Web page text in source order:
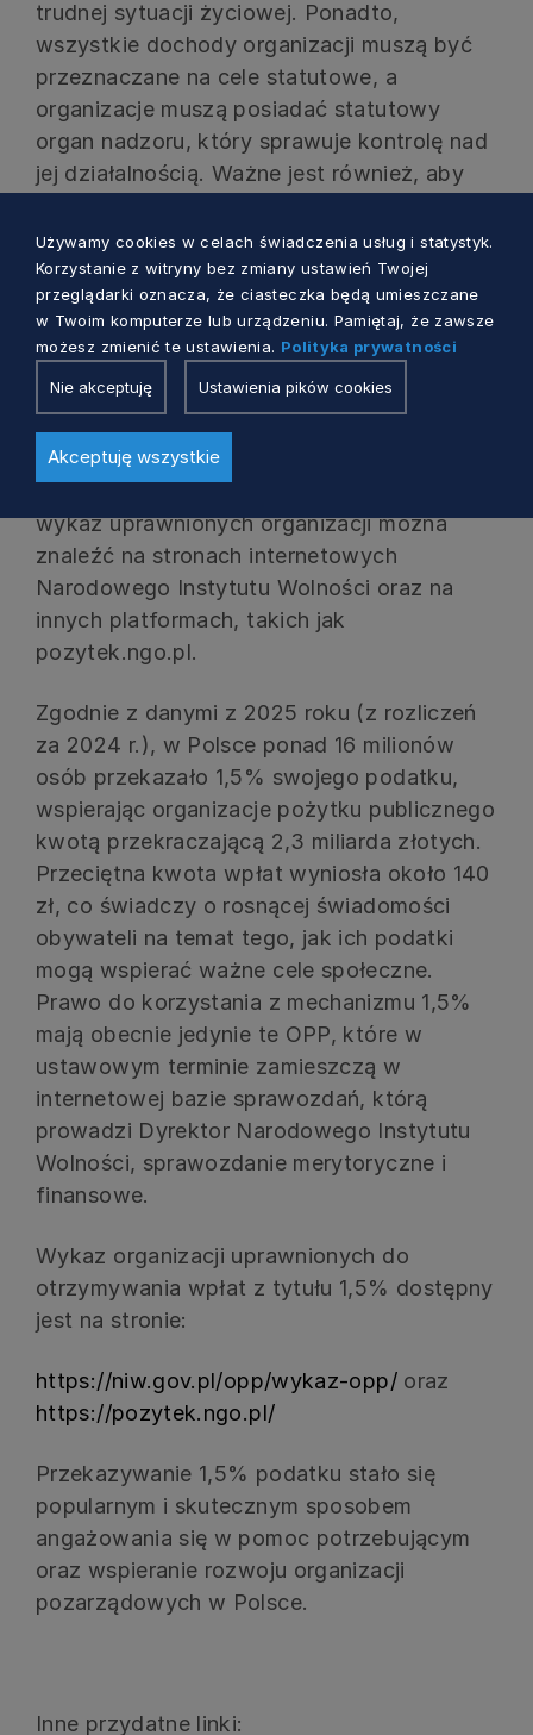
trudnej sytuacji życiowej. Ponadto,
wszystkie dochody organizacji muszą być
przeznaczane na cele statutowe, a
organizacje muszą posiadać statutowy
organ nadzoru, który sprawuje kontrolę nad
jej działalnością. Ważne jest również, aby
rejestru.
Organizacje, które chcą otrzymać środki z
1,5% podatku, muszą zamieścić w
internetowej bazie Narodowego Instytutu
Wolności sprawozdanie merytoryczne i
finansowe. Tylko te organizacje, które
spełnią ten warunek, mogą liczyć na
wykaz uprawnionych organizacji można
znaleźć na stronach internetowych
Narodowego Instytutu Wolności oraz na
innych platformach, takich jak
pozytek.ngo.pl.
Zgodnie z danymi z 2025 roku (z rozliczeń
za 2024 r.), w Polsce ponad 16 milionów
osób przekazało 1,5% swojego podatku,
wspierając organizacje pożytku publicznego
kwotą przekraczającą 2,3 miliarda złotych.
Przeciętna kwota wpłat wyniosła około 140
zł, co świadczy o rosnącej świadomości
obywateli na temat tego, jak ich podatki
mogą wspierać ważne cele społeczne.
Prawo do korzystania z mechanizmu 1,5%
mają obecnie jedynie te OPP, które w
ustawowym terminie zamieszczą w
internetowej bazie sprawozdań, którą
prowadzi Dyrektor Narodowego Instytutu
Wolności, sprawozdanie merytoryczne i
finansowe.
Wykaz organizacji uprawnionych do
otrzymywania wpłat z tytułu 1,5% dostępny
jest na stronie:
https://niw.gov.pl/opp/wykaz-opp/oraz
https://pozytek.ngo.pl/
Przekazywanie 1,5% podatku stało się
popularnym i skutecznym sposobem
angażowania się w pomoc potrzebującym
oraz wspieranie rozwoju organizacji
pozarządowych w Polsce.
Inne przydatne linki:
Używamy cookies w celach świadczenia usług i statystyk.
Korzystanie z witryny bez zmiany ustawień Twojej
przeglądarki oznacza, że ciasteczka będą umieszczane
w Twoim komputerze lub urządzeniu. Pamiętaj, że zawsze
możesz zmienić te ustawienia. Polityka prywatności
Nie akceptuję Ustawienia pików cookies
Akceptuję wszystkie